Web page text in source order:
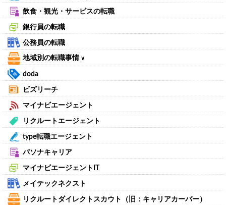
飲食・観光・サービスの転職
銀行員の転職
公務員の転職
地域別の転職事情 ∨
doda
ビズリーチ
マイナビエージェント
リクルートエージェント
type転職エージェント
パソナキャリア
マイナビエージェントIT
メイテックネクスト
リクルートダイレクトスカウト（旧：キャリアカーバー）